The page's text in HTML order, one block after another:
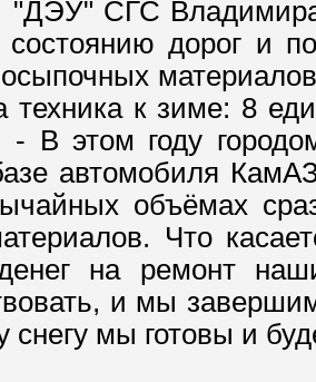
"ДЭУ" СГС
дорог и
техника к зиме: 8
- В этом году
автомобиля
объёмах
Что
на ремонт
и мы
снегу мы готовы и